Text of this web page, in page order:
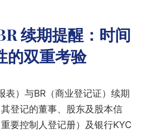
续期提醒：时间
的双重考验
表）与BR（商业登记证）续期
登记的董事、股东及股本信
要控制人登记册）及银行KYC